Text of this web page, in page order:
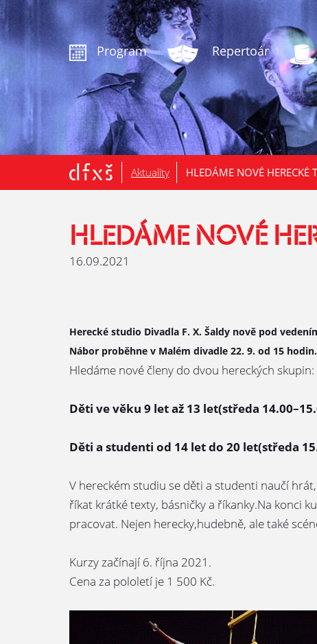
Program Repertoár
.
Aktuality HLEDÁME NOVÉ HERECKÉ
HLEDÁME NOVÉ
16.09.2021
Herecké studio Divadla F. X. Šaldy nově pod
Nábor proběhne v Malém divadle 22. 9. od 15 hodin.
Hledáme nové členy do dvou hereckých skupin:
Děti ve věku 9 let až 13 let(středa
Děti a studenti od 14 let do 20 let(středa
V hereckém studiu se děti a studenti naučí
říkat krátké texty, básničky a říkanky.Na konci
pracovat. Nejen herecky,hudebně, ale také
Kurzy začínají 6. října 2021.
Cena za pololetí je 1 500 Kč.